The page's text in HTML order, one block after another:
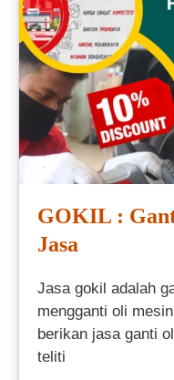
GOKIL :
Jasa
Jasa gokil adalah
mengganti oli
berikan jasa ganti
teliti